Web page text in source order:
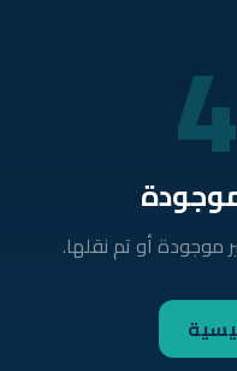
موجودة أو تم نقلها.